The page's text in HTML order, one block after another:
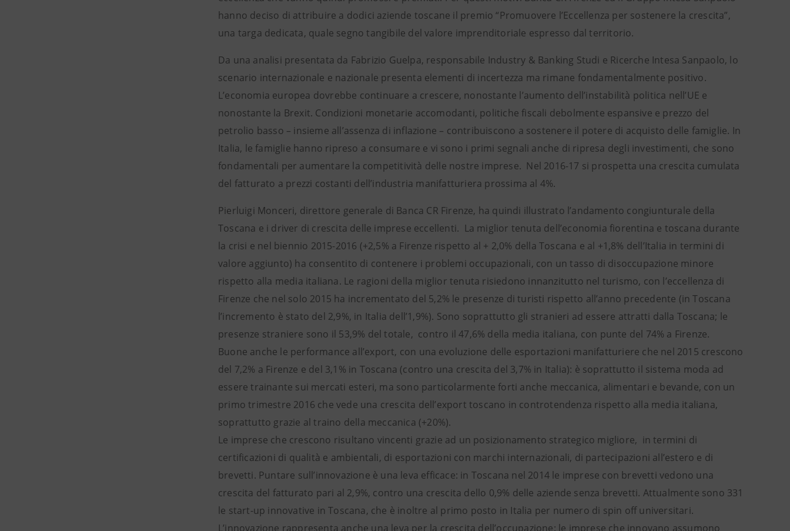
hanno deciso di attribuire a dodici aziende toscane il premio “Promuovere l’Eccellenza per sostenere la crescita”,
una targa dedicata, quale segno tangibile del valore imprenditoriale espresso dal territorio.
Da una analisi presentata da Fabrizio Guelpa, responsabile Industry & Banking Studi e Ricerche Intesa Sanpaolo, lo
scenario internazionale e nazionale presenta elementi di incertezza ma rimane fondamentalmente positivo.
L’economia europea dovrebbe continuare a crescere, nonostante l’aumento dell’instabilità politica nell’UE e
nonostante la Brexit. Condizioni monetarie accomodanti, politiche fiscali debolmente espansive e prezzo del
petrolio basso – insieme all’assenza di inflazione – contribuiscono a sostenere il potere di acquisto delle famiglie. In
Italia, le famiglie hanno ripreso a consumare e vi sono i primi segnali anche di ripresa degli investimenti, che sono
fondamentali per aumentare la competitività delle nostre imprese. Nel 2016-17 si prospetta una crescita cumulata
del fatturato a prezzi costanti dell’industria manifatturiera prossima al 4%.
Pierluigi Monceri, direttore generale di Banca CR Firenze, ha quindi illustrato l’andamento congiunturale della
Toscana e i driver di crescita delle imprese eccellenti. La miglior tenuta dell’economia fiorentina e toscana durante
la crisi e nel biennio 2015-2016 (+2,5% a Firenze rispetto al + 2,0% della Toscana e al +1,8% dell’Italia in termini di
valore aggiunto) ha consentito di contenere i problemi occupazionali, con un tasso di disoccupazione minore
rispetto alla media italiana. Le ragioni della miglior tenuta risiedono innanzitutto nel turismo, con l’eccellenza di
Firenze che nel solo 2015 ha incrementato del 5,2% le presenze di turisti rispetto all’anno precedente (in Toscana
l’incremento è stato del 2,9%, in Italia dell’1,9%). Sono soprattutto gli stranieri ad essere attratti dalla Toscana; le
presenze straniere sono il 53,9% del totale, contro il 47,6% della media italiana, con punte del 74% a Firenze.
Buone anche le performance all’export, con una evoluzione delle esportazioni manifatturiere che nel 2015 crescono
del 7,2% a Firenze e del 3,1% in Toscana (contro una crescita del 3,7% in Italia): è soprattutto il sistema moda ad
essere trainante sui mercati esteri, ma sono particolarmente forti anche meccanica, alimentari e bevande, con un
primo trimestre 2016 che vede una crescita dell’export toscano in controtendenza rispetto alla media italiana,
soprattutto grazie al traino della meccanica (+20%).
Le imprese che crescono risultano vincenti grazie ad un posizionamento strategico migliore, in termini di
certificazioni di qualità e ambientali, di esportazioni con marchi internazionali, di partecipazioni all’estero e di
brevetti. Puntare sull’innovazione è una leva efficace: in Toscana nel 2014 le imprese con brevetti vedono una
crescita del fatturato pari al 2,9%, contro una crescita dello 0,9% delle aziende senza brevetti. Attualmente sono 331
le start-up innovative in Toscana, che è inoltre al primo posto in Italia per numero di spin off universitari.
L’innovazione rappresenta anche una leva per la crescita dell’occupazione: le imprese che innovano assumono